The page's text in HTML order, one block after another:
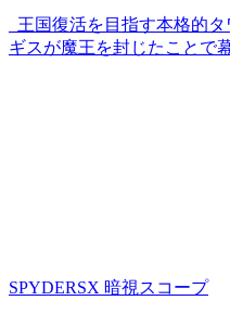
王国復活を目指す本格的
ギスが魔王を封じたことで
SPYDERSX 暗視スコープ